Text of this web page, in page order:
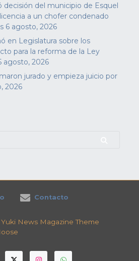
decisión del municipio de Esquel
a un chofer condenado
6 agosto, 2026
en Legislatura sobre los
para la reforma de la Ley
agosto, 2026
jurado y empieza juicio por
2026
Contacto
Yuki News Magazine Theme